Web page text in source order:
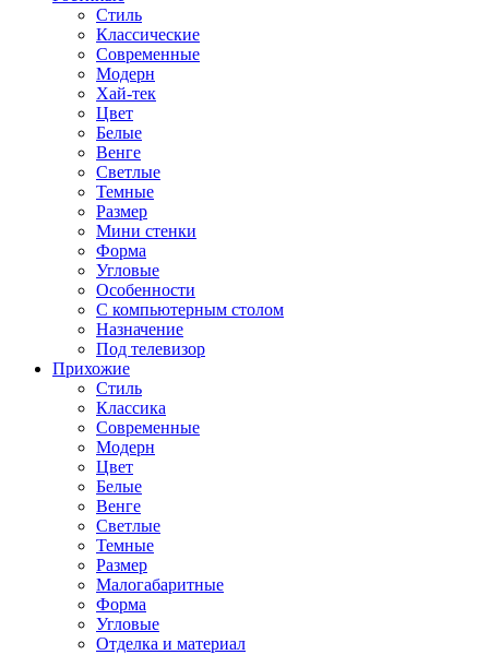
Стиль
Классические
Современные
Модерн
Хай-тек
Цвет
Белые
Венге
Светлые
Темные
Размер
Мини стенки
Форма
Угловые
Особенности
С компьютерным столом
Назначение
Под телевизор
Прихожие
Стиль
Классика
Современные
Модерн
Цвет
Белые
Венге
Светлые
Темные
Размер
Малогабаритные
Форма
Угловые
Отделка и материал